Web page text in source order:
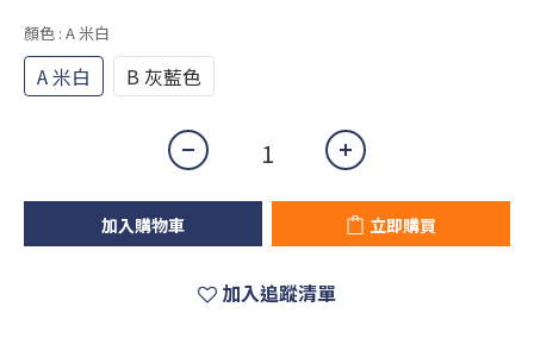
顏色 : A 米白
A 米白 B 灰藍色
加入購物車 立即購買
加入追蹤清單